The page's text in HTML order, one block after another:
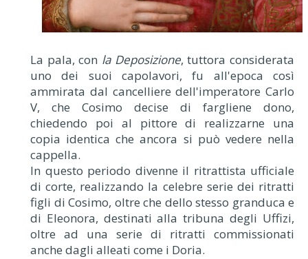
La pala, con la Deposizione, tuttora considerata
uno dei suoi capolavori, fu all'epoca così
ammirata dal cancelliere dell'imperatore Carlo
V, che Cosimo decise di fargliene dono,
chiedendo poi al pittore di realizzarne una
copia identica che ancora si può vedere nella
cappella.
In questo periodo divenne il ritrattista ufficiale
di corte, realizzando la celebre serie dei ritratti
figli di Cosimo, oltre che dello stesso granduca e
di Eleonora, destinati alla tribuna degli Uffizi,
oltre ad una serie di ritratti commissionati
anche dagli alleati come i Doria.